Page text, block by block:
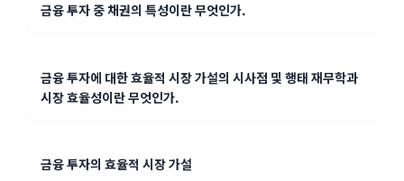
금융 투자 중 채권의 특성이란 무엇인가.
금융 투자에 대한 효율적 시장 가설의 시사점 및 행태 재무학과
시장 효율성이란 무엇인가.
금융 투자의 효율적 시장 가설